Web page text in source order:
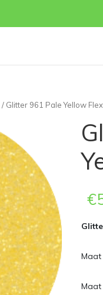
/ Glitter 961 Pale Yellow
€
Maat
Maat